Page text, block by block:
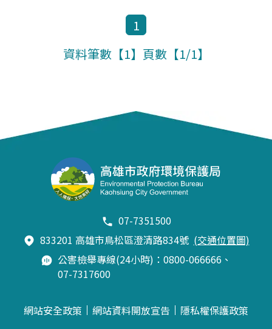
1
資料筆數【1】頁數【1/1】
07-7351500
833201 高雄市鳥松區澄清路834號 (交通位置圖)
公害檢舉專線(24小時)：0800-066666、
07-7317600
網站安全政策 網站資料開放宣告 隱私權保護政策